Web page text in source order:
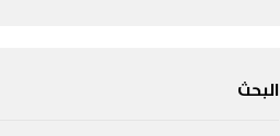
البحث